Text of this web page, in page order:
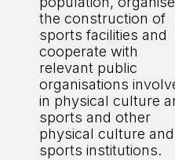
the construction of
sports facilities and
cooperate with
relevant public
organisations
in physical culture
sports and other
physical culture and
sports institutions.